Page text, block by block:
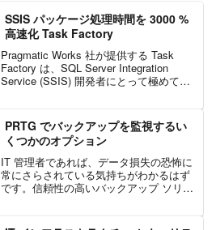
SSIS パッケージ処理時間を 3000 %
高速化 Task Factory
Pragmatic Works 社が提供する Task
Factory は、SQL Server Integration
Service (SSIS) 開発者にとって極めて重
PRTG でバックアップを監視するい
くつかのオプション
IT 管理者であれば、データ損失の恐怖に
常にさらされている気持ちがわかるはず
です。信頼性の高いバックアップ ソリュ
思っていても、重要なバックアップが失